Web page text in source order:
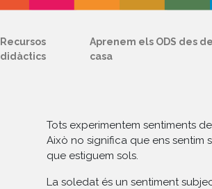
Recursos
didàctics
Aprenem els ODS des de
casa
Tots experimentem sentiments
Això no significa que ens sentim
que estiguem sols.
La soledat és un sentiment